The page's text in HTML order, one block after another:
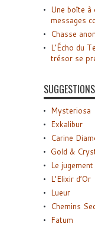
Une boîte à
messages
Chasse
L’Écho du
trésor se
SUGGESTIONS
Mysteriosa
Exkalibur
Carine
Gold &
Le
L’Elixir d’Or
Lueur
Chemins
Fatum